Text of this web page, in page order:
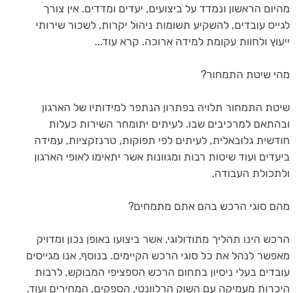
מהיום הראשון ונמדד על ביצועים, יעדים ומדדים. אין צורך
לגייס עובדים, להשקיע תשומות ניהול יקרות, לשכור שירותי
ייעוץ ולחוות עקומת למידה ארוכה. קרא עוד...
מהי שיטת התמחור?
שיטת התמחור תלויה בפתרון הנתפר למידותיו של הארגון
ובהתאם למרכיבים שבו. לעיתים יתומחר השירות כעלות
חודשית גלובאלית, לעיתים לפי תפוקות, טרנזקציות, עמידה
ביעדים ועוד שיטות רבות ומגוונות אשר יתאימו לאופי הארגון
ולתכולת העבודה.
מהם סוגי הרכש בהם אתם מתמחים?
הרכש הינו תהליך מתודולוגי, אשר ביצועו באופן נכון ומדויק
מאפשר לנהל את כל סוגי הרכש הקיימים. בנוסף, אנו מגייסים
עובדים בעלי ניסיון בתחום הרכש הספציפי המבוקש, לרבות
היכרות מעמיקה עם השוק הרלוונטי, הספקים, המחירים ועוד.